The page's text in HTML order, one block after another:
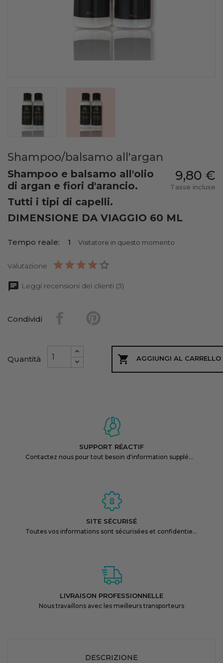
Shampoo/balsamo all'argan
9,80 €
Tasse incluse
Shampoo e balsamo all'olio
di argan e fiori d'arancio.
Tutti i tipi di capelli.
DIMENSIONE DA VIAGGIO 60 ML
Tempo reale: 1 Visitatore in questo momento
Valutazione
Leggi recensioni dei clienti (3)
Condividi
Quantità  AGGIUNGI AL CARRELLO
SUPPORT RÉACTIF
Contactez nous pour tout besoin d'information supplémentaire
SITE SÉCURISÉ
Toutes vos informations sont sécurisées et confidentielles
LIVRAISON PROFESSIONNELLE
Nous travaillons avec les meilleurs transporteurs
DESCRIZIONE